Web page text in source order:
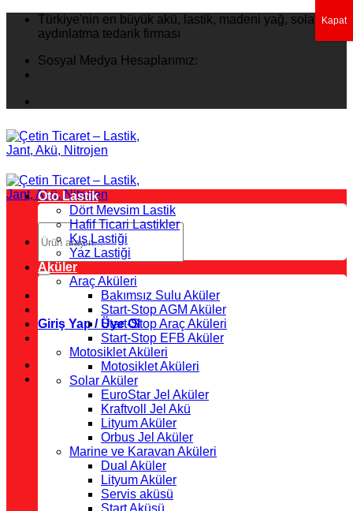
İçeriğeTürkiye'nin en büyük akü, lastik, madeni yağ, solar
aydınlatma tedarik firması
Sosyal Medya Hesaplarımız:
Ara:
Giriş Yap / Üye Ol
Oto Lastik
Dört Mevsim Lastik
Hafif Ticari Lastikler
Kış Lastiği
Yaz Lastiği
Aküler
Araç Aküleri
Bakımsız Sulu Aküler
Start-Stop AGM Aküler
Start-Stop Araç Aküleri
Start-Stop EFB Aküler
Motosiklet Aküleri
Motosiklet Aküleri
Solar Aküler
EuroStar Jel Aküler
Kraftvoll Jel Akü
Lityum Aküler
Orbus Jel Aküler
Marine ve Karavan Aküleri
Dual Aküler
Lityum Aküler
Servis aküsü
Start Aküsü
Kapat